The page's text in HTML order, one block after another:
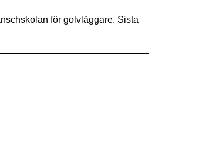
för golvläggare. Sista